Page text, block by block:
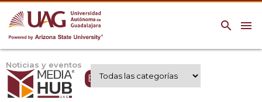
menu
search
Noticias y eventos
Expertos UAG